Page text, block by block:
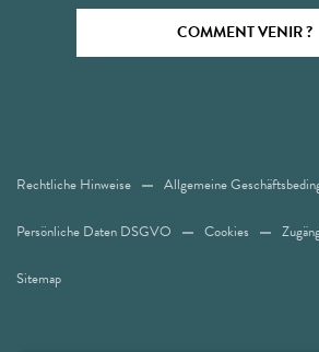
COMMENT VENIR ?
Rechtliche Hinweise Allgemeine
Persönliche Daten DSGVO Cookies
Sitemap